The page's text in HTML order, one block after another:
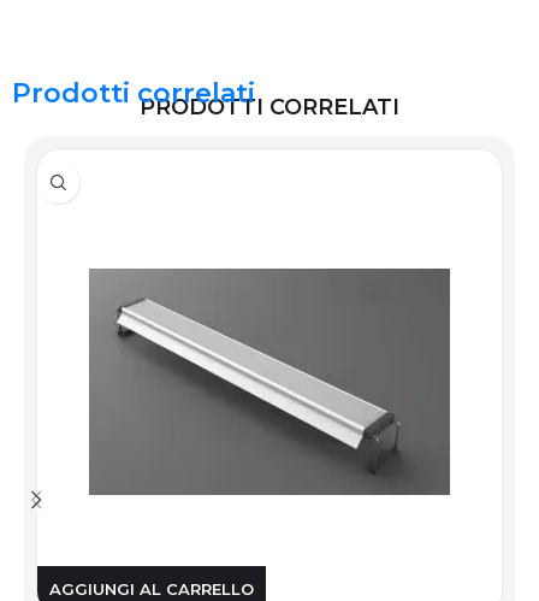
PRODOTTI CORRELATI
Prodotti correlati
AGGIUNGI AL CARRELLO